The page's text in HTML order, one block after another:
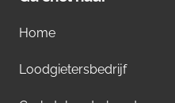
Home
Loodgietersbedrijf